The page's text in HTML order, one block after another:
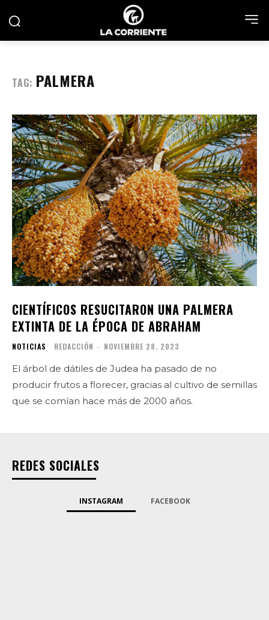
TAG: PALMERA
CIENTÍFICOS RESUCITARON UNA PALMERA
EXTINTA DE LA ÉPOCA DE ABRAHAM
NOTICIAS REDACCIÓN - NOVIEMBRE 28, 2023
El árbol de dátiles de Judea ha pasado de no
producir frutos a florecer, gracias al cultivo de semillas
que se comían hace más de 2000 años.
REDES SOCIALES
INSTAGRAM FACEBOOK